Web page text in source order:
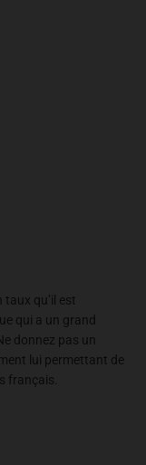
taux qu’il est
qui a un grand
donnez pas un
lui permettant de
français.